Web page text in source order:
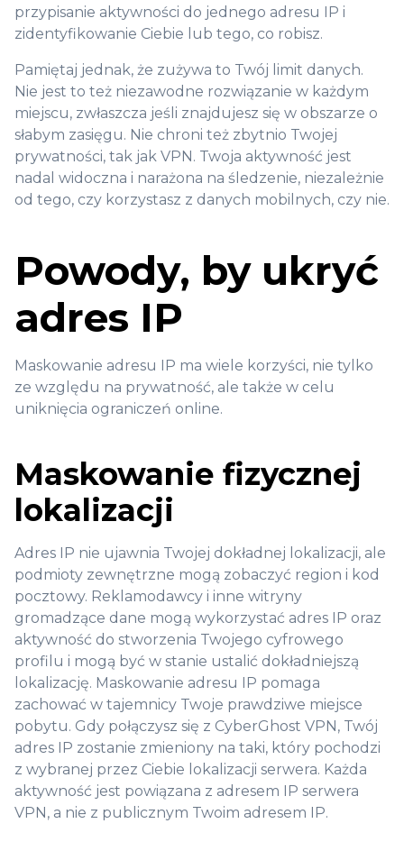
przypisanie aktywności do jednego adresu IP i
zidentyfikowanie Ciebie lub tego, co robisz.
Pamiętaj jednak, że zużywa to Twój limit danych.
Nie jest to też niezawodne rozwiązanie w każdym
miejscu, zwłaszcza jeśli znajdujesz się w obszarze o
słabym zasięgu. Nie chroni też zbytnio Twojej
prywatności, tak jak VPN. Twoja aktywność jest
nadal widoczna i narażona na śledzenie, niezależnie
od tego, czy korzystasz z danych mobilnych, czy nie.
Powody, by ukryć
adres IP
Maskowanie adresu IP ma wiele korzyści, nie tylko
ze względu na prywatność, ale także w celu
uniknięcia ograniczeń online.
Maskowanie fizycznej
lokalizacji
Adres IP nie ujawnia Twojej dokładnej lokalizacji, ale
podmioty zewnętrzne mogą zobaczyć region i kod
pocztowy. Reklamodawcy i inne witryny
gromadzące dane mogą wykorzystać adres IP oraz
aktywność do stworzenia Twojego cyfrowego
profilu i mogą być w stanie ustalić dokładniejszą
lokalizację. Maskowanie adresu IP pomaga
zachować w tajemnicy Twoje prawdziwe miejsce
pobytu. Gdy połączysz się z CyberGhost VPN, Twój
adres IP zostanie zmieniony na taki, który pochodzi
z wybranej przez Ciebie lokalizacji serwera. Każda
aktywność jest powiązana z adresem IP serwera
VPN, a nie z publicznym Twoim adresem IP.